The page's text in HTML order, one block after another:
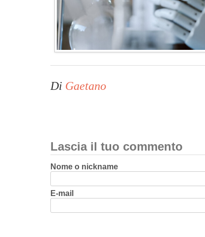
Di Gaetano
Lascia il tuo commento
Nome o nickname
E-mail